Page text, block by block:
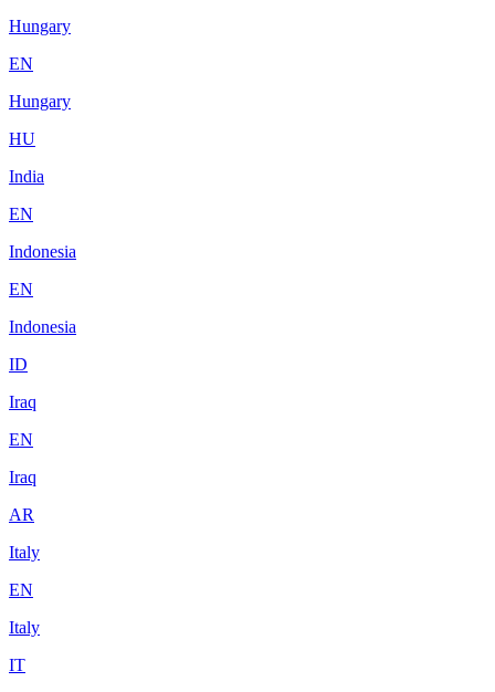
Hungary
EN
Hungary
HU
India
EN
Indonesia
EN
Indonesia
ID
Iraq
EN
Iraq
AR
Italy
EN
Italy
IT